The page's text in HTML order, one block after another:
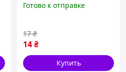
Готово к отправке
14₴
17 ₴
Купить